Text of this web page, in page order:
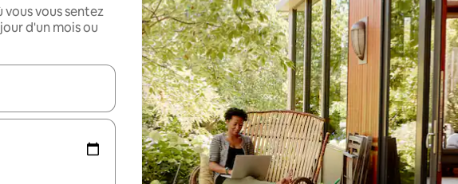
vous sentez
d'un mois ou
utilisez les flèches vers le haut et vers le bas pour les parcourir ou en appuyant et en